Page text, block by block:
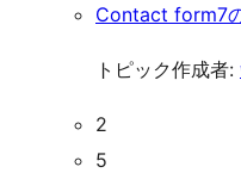
Contact form7
トピック作成者:
2
5